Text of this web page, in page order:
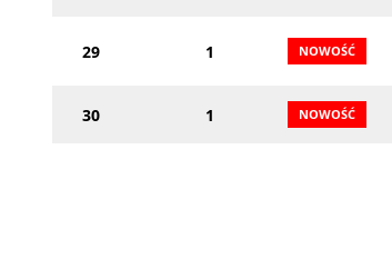
29 1
30 1